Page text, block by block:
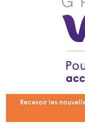
Recevoir les